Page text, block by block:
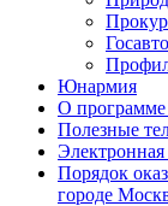
Юнармия
О
Полезные
Порядок
городе